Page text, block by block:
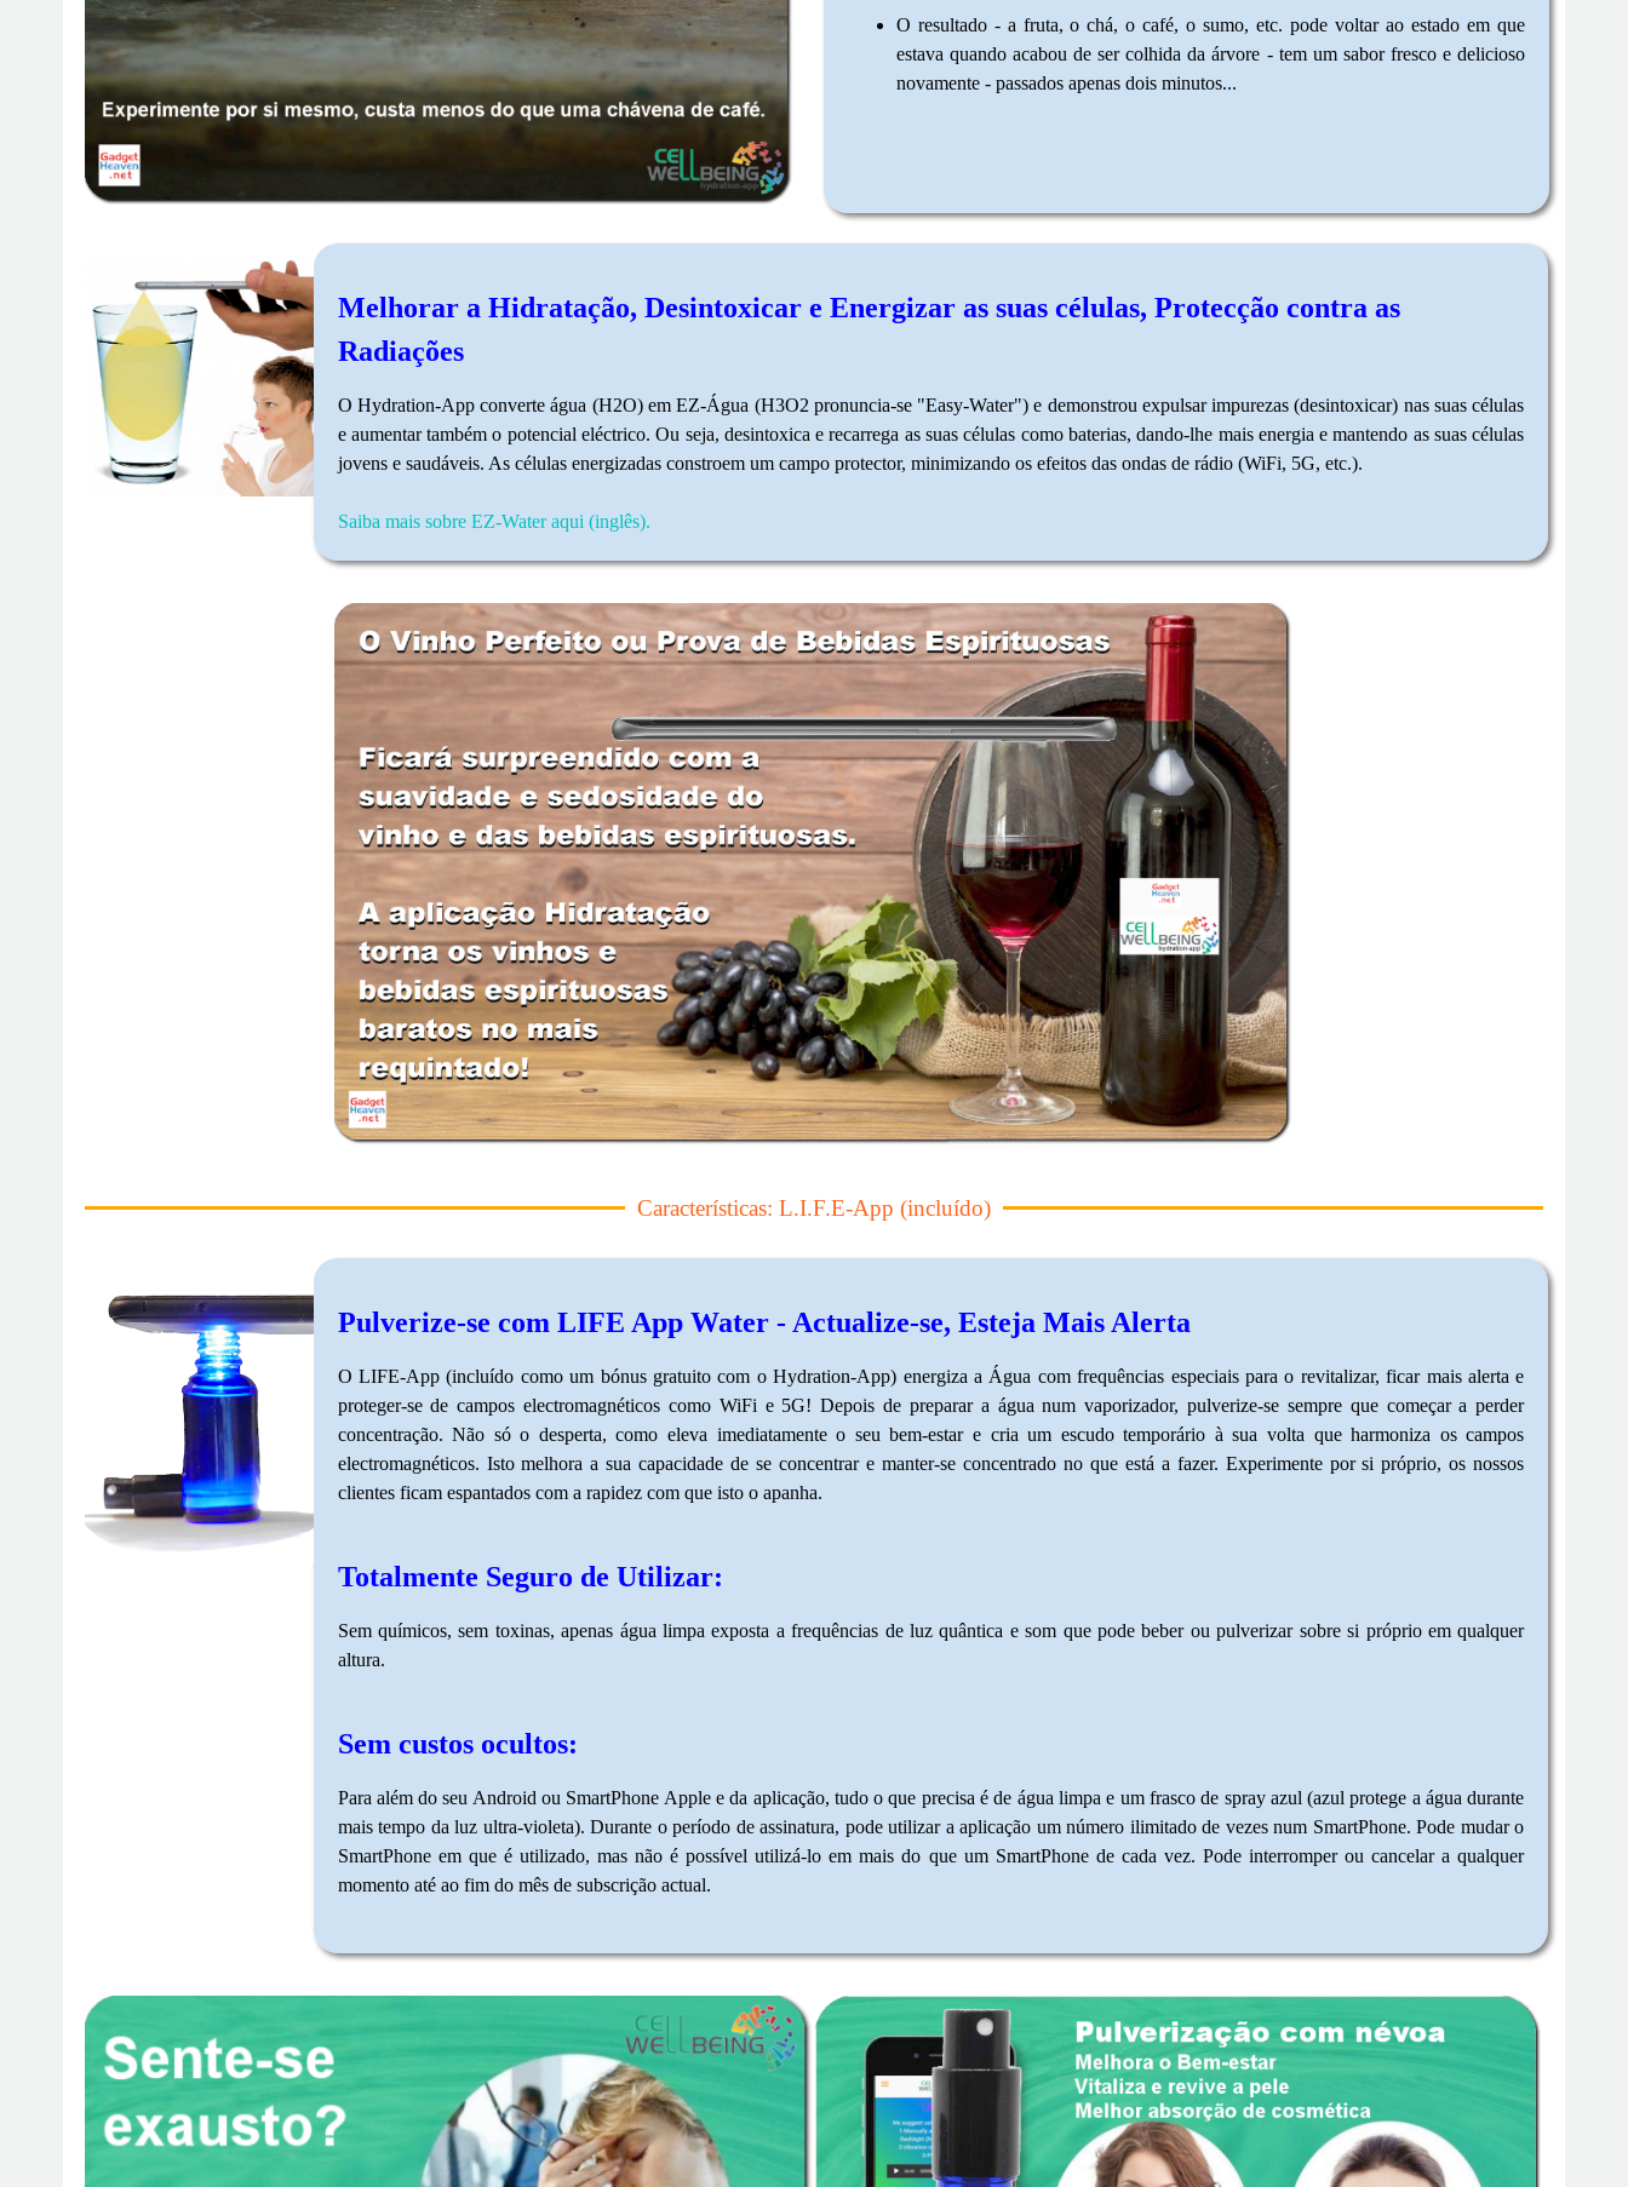
O resultado - a fruta, o chá, o café, o sumo, etc. pode voltar ao estado em que
estava quando acabou de ser colhida da árvore - tem um sabor fresco e delicioso
novamente - passados apenas dois minutos...
Melhorar a Hidratação, Desintoxicar e Energizar as suas células, Protecção contra as
Radiações
O Hydration-App converte água (H2O) em EZ-Água (H3O2 pronuncia-se "Easy-Water") e demonstrou expulsar impurezas (desintoxicar) nas suas células
e aumentar também o potencial eléctrico. Ou seja, desintoxica e recarrega as suas células como baterias, dando-lhe mais energia e mantendo as suas células
jovens e saudáveis. As células energizadas constroem um campo protector, minimizando os efeitos das ondas de rádio (WiFi, 5G, etc.).
Saiba mais sobre EZ-Water aqui (inglês).
Características: L.I.F.E-App (incluído)
Pulverize-se com LIFE App Water - Actualize-se, Esteja Mais Alerta
O LIFE-App (incluído como um bónus gratuito com o Hydration-App) energiza a Água com frequências especiais para o revitalizar, ficar mais alerta e
proteger-se de campos electromagnéticos como WiFi e 5G! Depois de preparar a água num vaporizador, pulverize-se sempre que começar a perder
concentração. Não só o desperta, como eleva imediatamente o seu bem-estar e cria um escudo temporário à sua volta que harmoniza os campos
electromagnéticos. Isto melhora a sua capacidade de se concentrar e manter-se concentrado no que está a fazer. Experimente por si próprio, os nossos
clientes ficam espantados com a rapidez com que isto o apanha.
Totalmente Seguro de Utilizar:
Sem químicos, sem toxinas, apenas água limpa exposta a frequências de luz quântica e som que pode beber ou pulverizar sobre si próprio em qualquer
altura.
Sem custos ocultos:
Para além do seu Android ou SmartPhone Apple e da aplicação, tudo o que precisa é de água limpa e um frasco de spray azul (azul protege a água durante
mais tempo da luz ultra-violeta). Durante o período de assinatura, pode utilizar a aplicação um número ilimitado de vezes num SmartPhone. Pode mudar o
SmartPhone em que é utilizado, mas não é possível utilizá-lo em mais do que um SmartPhone de cada vez. Pode interromper ou cancelar a qualquer
momento até ao fim do mês de subscrição actual.